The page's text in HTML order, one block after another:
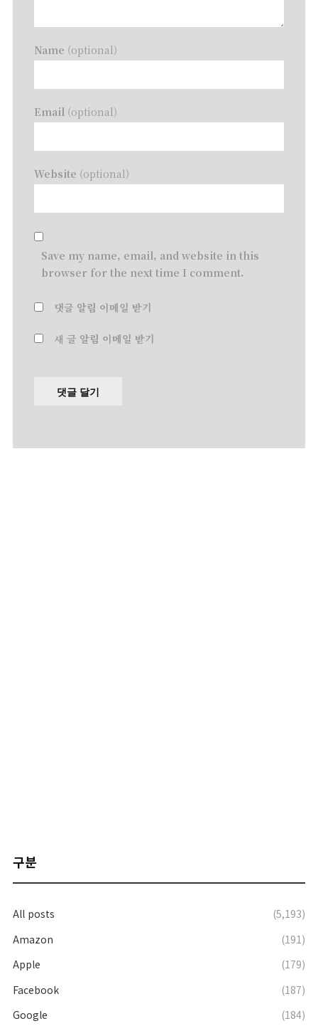
Name (optional)
Email (optional)
Website (optional)
Save my name, email, and website in this
browser for the next time I comment.
댓글 알림 이메일 받기
새 글 알림 이메일 받기
구분
All posts
(5,193)
Amazon
(191)
Apple
(179)
Facebook
(187)
Google
(184)